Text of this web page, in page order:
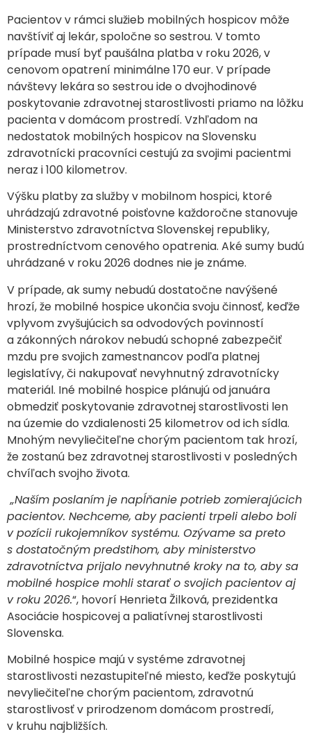
Pacientov v rámci služieb mobilných hospicov môže
navštíviť aj lekár, spoločne so sestrou. V tomto
prípade musí byť paušálna platba v roku 2026, v
cenovom opatrení minimálne 170 eur. V prípade
návštevy lekára so sestrou ide o dvojhodinové
poskytovanie zdravotnej starostlivosti priamo na lôžku
pacienta v domácom prostredí. Vzhľadom na
nedostatok mobilných hospicov na Slovensku
zdravotnícki pracovníci cestujú za svojimi pacientmi
neraz i 100 kilometrov.
Výšku platby za služby v mobilnom hospici, ktoré
uhrádzajú zdravotné poisťovne každoročne stanovuje
Ministerstvo zdravotníctva Slovenskej republiky,
prostredníctvom cenového opatrenia. Aké sumy budú
uhrádzané v roku 2026 dodnes nie je známe.
V prípade, ak sumy nebudú dostatočne navýšené
hrozí, že mobilné hospice ukončia svoju činnosť, keďže
vplyvom zvyšujúcich sa odvodových povinností
a zákonných nárokov nebudú schopné zabezpečiť
mzdu pre svojich zamestnancov podľa platnej
legislatívy, či nakupovať nevyhnutný zdravotnícky
materiál. Iné mobilné hospice plánujú od januára
obmedziť poskytovanie zdravotnej starostlivosti len
na územie do vzdialenosti 25 kilometrov od ich sídla.
Mnohým nevyliečiteľne chorým pacientom tak hrozí,
že zostanú bez zdravotnej starostlivosti v posledných
chvíľach svojho života.
„Naším poslaním je napĺňanie potrieb zomierajúcich
pacientov. Nechceme, aby pacienti trpeli alebo boli
v pozícii rukojemníkov systému. Ozývame sa preto
s dostatočným predstihom, aby ministerstvo
zdravotníctva prijalo nevyhnutné kroky na to, aby sa
mobilné hospice mohli starať o svojich pacientov aj
v roku 2026.“, hovorí Henrieta Žilková, prezidentka
Asociácie hospicovej a paliatívnej starostlivosti
Slovenska.
Mobilné hospice majú v systéme zdravotnej
starostlivosti nezastupiteľné miesto, keďže poskytujú
nevyliečiteľne chorým pacientom, zdravotnú
starostlivosť v prirodzenom domácom prostredí,
v kruhu najbližších.